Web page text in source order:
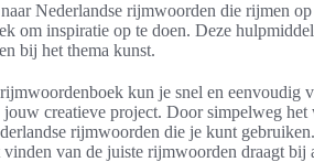
Nederlandse rijmwoorden die rijmen
om inspiratie op te doen. Deze
bij het thema kunst.
kun je snel en eenvoudig
jouw creatieve project. Door simpelweg
rijmwoorden die je kunt
vinden van de juiste rijmwoorden draagt bij